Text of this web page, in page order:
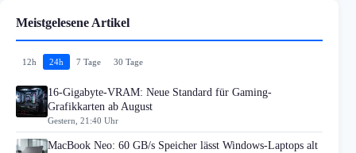
Meistgelesene Artikel
12h 24h 7 Tage 30 Tage
16-Gigabyte-VRAM: Neue Standard für Gaming-
Grafikkarten ab August
Gestern, 21:40 Uhr
MacBook Neo: 60 GB/s Speicher lässt Windows-Laptops alt